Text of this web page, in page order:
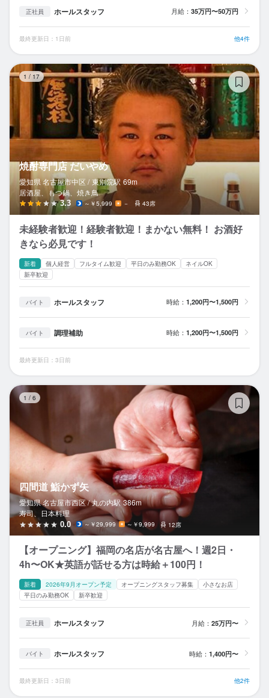
正社員 ホールスタッフ 月給： 35万円〜50万円
最終更新日：1日前 他4件
1 / 17
焼酎専門店 だいやめ
愛知県 名古屋市中区 / 東別院駅 69m
居酒屋、もつ鍋、焼き鳥
3.3 ～￥5,999 － 43席
未経験者歓迎！経験者歓迎！まかない無料！ お酒好
きなら必見です！
新着 個人経営 フルタイム歓迎 平日のみ勤務OK
ネイルOK
新卒歓迎
バイト ホールスタッフ 時給： 1,200円〜1,500円
バイト 調理補助 時給： 1,200円〜1,500円
最終更新日：3日前
1 / 6
四間道 鮨かず矢
愛知県 名古屋市西区 / 丸の内駅 386m
寿司、日本料理
0.0 ～￥29,999 ～￥9,999 12席
【オープニング】福岡の名店が名古屋へ！週2日・
4h〜OK★英語が話せる方は時給＋100円！
新着 2026年9月オープン予定 オープニングスタッフ募集
小さなお店
平日のみ勤務OK
新卒歓迎
正社員 ホールスタッフ 月給： 25万円〜
バイト ホールスタッフ 時給： 1,400円〜
最終更新日：3日前 他2件